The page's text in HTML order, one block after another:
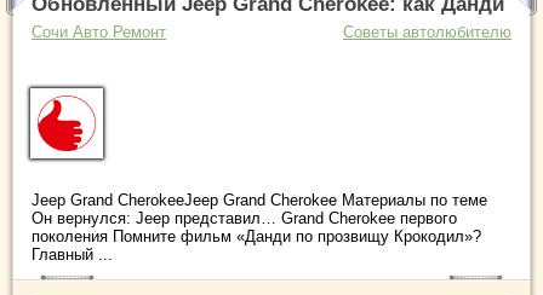
Сочи Авто Ремонт Советы автолюбителю
Jeep Grand CherokeeJeep Grand Cherokee Материалы по теме
Он вернулся: Jeep представил… Grand Cherokee первого
поколения Помните фильм «Данди по прозвищу Крокодил»?
Главный ...